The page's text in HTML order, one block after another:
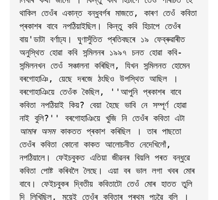
থাকিল তেওঁৰ একান্ত বন্ধুবৰ্গৰ মাজতে, কাৰণ তেওঁ কবিতা
প্ৰকাশৰ বাবে নপঠিয়াইছিল। কিন্তু কবি হিচাপে তেওঁৰ
বায়'ডাটা বৰ্ণাঢ্য। ঘুণাসুঁতিত প্ৰতিবছৰে ১৯ ফেব্ৰুৱাৰীত
অনুস্থিত হোৱা কবি সন্মিলনৰ ১৯৯৭ চনত হোৱা কবি-
সন্মিলনখন তেওঁ সঞ্চালনা কৰিছিল, যিখন সন্মিলনত হোমেন
বৰগোহাঞি, য়েছে দৰজে ঠংছিও উপস্থিত আছিল ।
বৰগোহাঞিয়ে তেওঁক কৈছিল, ''আপুনি প্ৰকাশৰ বাবে
কবিতা নপঠিয়াই কিয়? বেয়া হৈছে ভাবি নে সম্পূৰ্ণ হোৱা
নাই বুলি?'' বৰগোহাঞিয়ে খুজি নি তেওঁৰ কবিতা এটা
আমাৰ অসম কাকতত প্ৰকাশ কৰিছিল । তাৰ পাছতো
তেওঁৰ কবিতা কোনো কাকত আলোচনীত নেদেখিলোঁ,
নপঠিয়ালে। ফেইচবুকত এতিয়া জীৱনৰ বিয়লি পৰত বন্ধুৱে
কবিতা পোষ্ট কৰিবলৈ লৈছে। এয়া বৰ ভাল লগা খবৰ মোৰ
বাবে। ফেইচবুকৰ দ্বিতীয় কবিতাটো তেওঁ মোৰ হাতত তুলি
দি লিখিছিল, ময়েই তেওঁৰ কবিতাৰ প্ৰথম পঢ়ুৱৈ বুলি ।